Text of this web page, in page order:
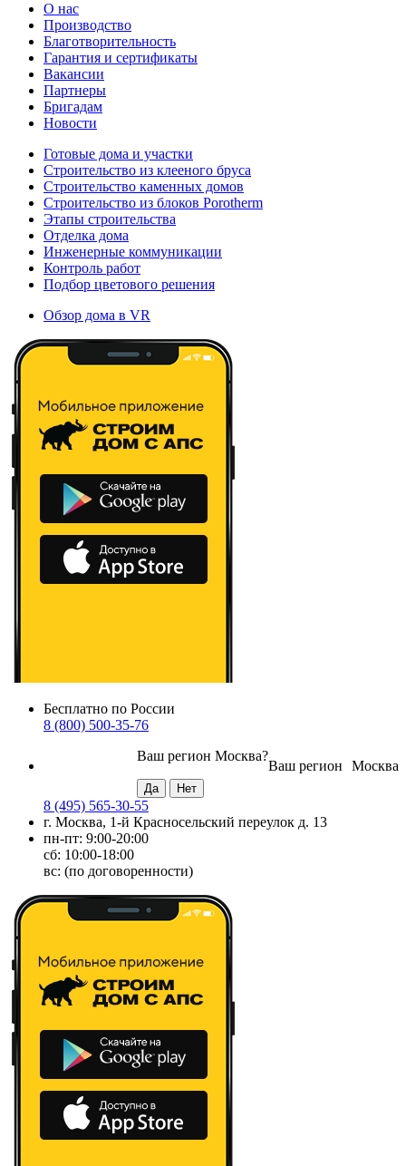
О нас
Производство
Благотворительность
Гарантия и сертификаты
Вакансии
Партнеры
Бригадам
Новости
Готовые дома и участки
Строительство из клееного бруса
Строительство каменных домов
Строительство из блоков Porotherm
Этапы строительства
Отделка дома
Инженерные коммуникации
Контроль работ
Подбор цветового решения
Обзор дома в VR
Бесплатно по России
8 (800) 500-35-76
Москва
Ваш регион
Ваш регион Москва?
8 (495) 565-30-55
г. Москва, 1-й Красносельский переулок д. 13
пн-пт: 9:00-20:00
сб: 10:00-18:00
вс: (по договоренности)